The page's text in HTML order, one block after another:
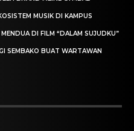
MUSIK DI KAMPUS
DI FILM “DALAM SUJUDKU”
SEMBAKO BUAT WARTAWAN